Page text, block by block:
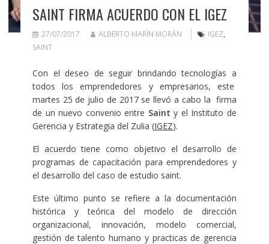
SAINT FIRMA ACUERDO CON EL IGEZ
27/07/2017 ALBERTO MARÍN MORÁN IGEZ,
SAINT
Con el deseo de seguir brindando tecnologías a
todos losemprendedores y empresarios, este
martes 25 de julio de 2017 se llevó a cabo la firma
de un nuevo convenio entre Saint y el Instituto de
Gerencia y Estrategia del Zulia (IGEZ).
El acuerdo tiene como objetivo el desarrollo de
programas decapacitación para emprendedores y
el desarrollo del caso de estudio saint.
Este último punto se refiere a la documentación
histórica y teórica del modelo de dirección
organizacional, innovación, modelo comercial,
gestión de talento humano y practicas de gerencia